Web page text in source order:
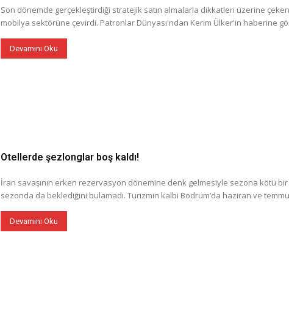
Son dönemde gerçekleştirdiği stratejik satın almalarla dikkatleri üzerine
mobilya sektörüne çevirdi. Patronlar Dünyası'ndan Kerim Ülker'in haberine
Devamını Oku
Otellerde şezlonglar boş kaldı!
İran savaşının erken rezervasyon dönemine denk gelmesiyle sezona kötü
sezonda da beklediğini bulamadı. Turizmin kalbi Bodrum’da haziran ve
Devamını Oku